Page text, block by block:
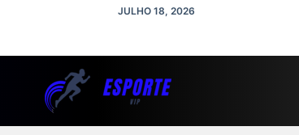
JULHO 18, 2026